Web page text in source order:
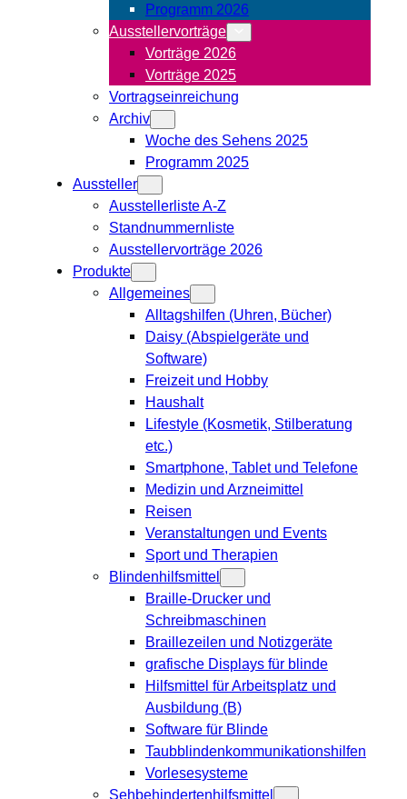
Programm 2026
Ausstellervorträge
Vorträge 2026
Vorträge 2025
Vortragseinreichung
Archiv
Woche des Sehens 2025
Programm 2025
Aussteller
Ausstellerliste A-Z
Standnummernliste
Ausstellervorträge 2026
Produkte
Allgemeines
Alltagshilfen (Uhren, Bücher)
Daisy (Abspielgeräte und
Software)
Freizeit und Hobby
Haushalt
Lifestyle (Kosmetik, Stilberatung
etc.)
Smartphone, Tablet und Telefone
Medizin und Arzneimittel
Reisen
Veranstaltungen und Events
Sport und Therapien
Blindenhilfsmittel
Braille-Drucker und
Schreibmaschinen
Braillezeilen und Notizgeräte
grafische Displays für blinde
Hilfsmittel für Arbeitsplatz und
Ausbildung (B)
Software für Blinde
Taubblindenkommunikationshilfen
Vorlesesysteme
Sehbehindertenhilfsmittel